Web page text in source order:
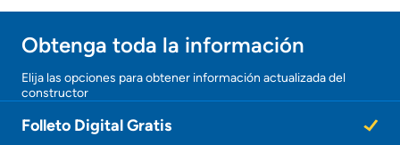
¡Gracias!
¡
n
Obtenga toda la información
Elija las opciones para obtener información actualizada del
constructor
Folleto Digital Gratis